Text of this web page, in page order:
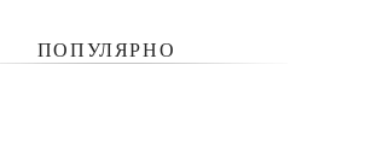
ПОПУЛЯРНО